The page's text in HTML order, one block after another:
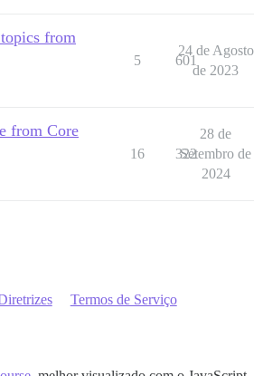
from
5 601
24 de Agosto
de 2023
from Core
16 322
28 de
Setembro de
2024
Termos de Serviço